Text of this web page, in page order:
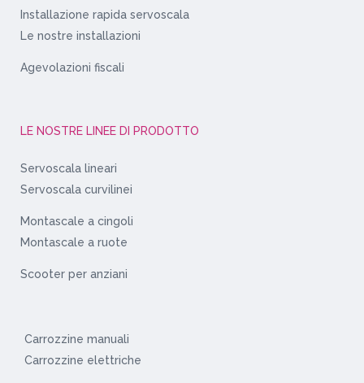
Installazione rapida servoscala
Le nostre installazioni
Agevolazioni fiscali
LE NOSTRE LINEE DI PRODOTTO
Servoscala lineari
Servoscala curvilinei
Montascale a cingoli
Montascale a ruote
Scooter per anziani
Carrozzine manuali
Carrozzine elettriche